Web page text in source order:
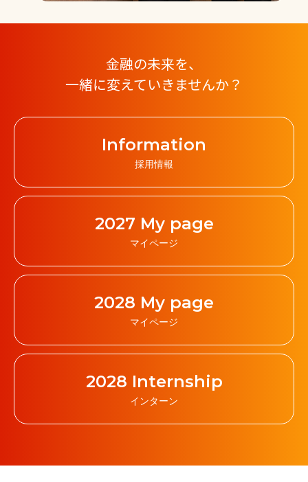
金融の未来を、
一緒に変えていきませんか？
Information
採用情報
2027 My page
マイページ
2028 My page
マイページ
2028 Internship
インターン